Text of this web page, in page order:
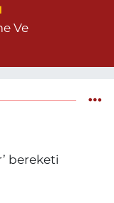
Ve
bereketi